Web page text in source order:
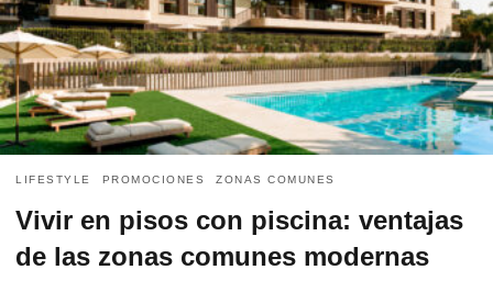
LIFESTYLE PROMOCIONES ZONAS COMUNES
Vivir en pisos con piscina: ventajas
de las zonas comunes modernas